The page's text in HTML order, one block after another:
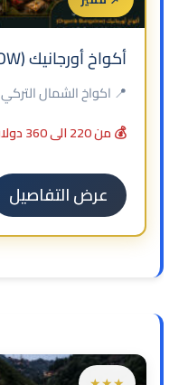
أكواخ أورجانيك (ORGANIK BUNGALOW)
📍 اكواخ الشمال التركي
💰 من 220 الى 360 دولار
عرض التفاصيل